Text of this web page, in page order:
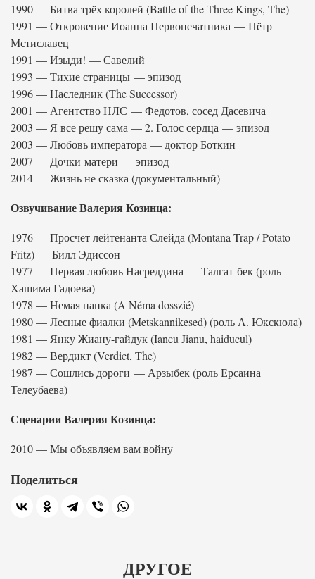
1990 — Битва трёх королей (Battle of the Three Kings, The)
1991 — Откровение Иоанна Первопечатника — Пётр
Мстиславец
1991 — Изыди! — Савелий
1993 — Тихие страницы — эпизод
1996 — Наследник (The Successor)
2001 — Агентство НЛС — Федотов, сосед Дасевича
2003 — Я все решу сама — 2. Голос сердца — эпизод
2003 — Любовь императора — доктор Боткин
2007 — Дочки-матери — эпизод
2014 — Жизнь не сказка (документальный)
Озвучивание Валерия Козинца:
1976 — Просчет лейтенанта Слейда (Montana Trap / Potato
Fritz) — Билл Эдиссон
1977 — Первая любовь Насреддина — Талгат-бек (роль
Хашима Гадоева)
1978 — Немая папка (A Néma dosszié)
1980 — Лесные фиалки (Metskannikesed) (роль А. Юкскюла)
1981 — Янку Жиану-гайдук (Iancu Jianu, haiducul)
1982 — Вердикт (Verdict, The)
1987 — Сошлись дороги — Арзыбек (роль Ерсаина
Телеубаева)
Сценарии Валерия Козинца:
2010 — Мы объявляем вам войну
Поделиться
ДРУГОЕ